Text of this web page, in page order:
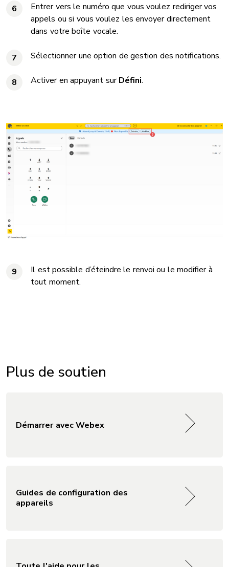
6
Entrer vers le numéro que vous voulez rediriger vos
appels ou si vous voulez les envoyer directement
dans votre boîte vocale.
7 Sélectionner une option de gestion des notifications.
8 Activer en appuyant surDéfini.
9
Il est possible d’éteindre le renvoi ou le modifier à
tout moment.
Plus de soutien
Démarrer avec Webex
Guides de configuration des
appareils